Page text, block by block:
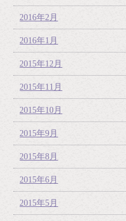
2016年2月
2016年1月
2015年12月
2015年11月
2015年10月
2015年9月
2015年8月
2015年6月
2015年5月